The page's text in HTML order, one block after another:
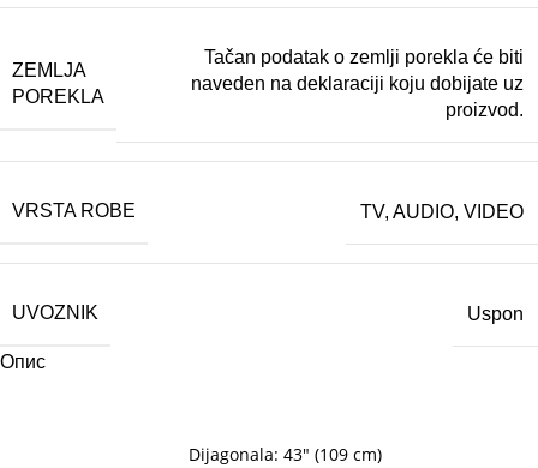
ZEMLJA
POREKLA
Tačan podatak o zemlji porekla će biti
naveden na deklaraciji koju dobijate uz
proizvod.
VRSTA ROBE TV, AUDIO, VIDEO
UVOZNIK Uspon
Опис
Dijagonala: 43″ (109 cm)